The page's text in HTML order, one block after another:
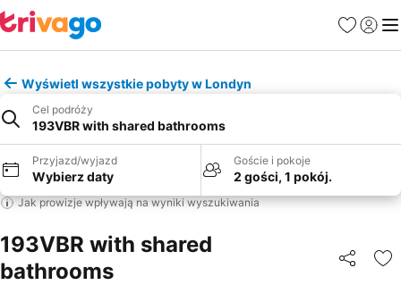
Ulubione
Wyświetl wszystkie pobyty w Londyn
Cel podróży
193VBR with shared bathrooms
Przyjazd/wyjazd
Wybierz daty
Goście i pokoje
2 gości, 1 pokój.
Jak prowizje wpływają na wyniki wyszukiwania
193VBR with shared
bathrooms